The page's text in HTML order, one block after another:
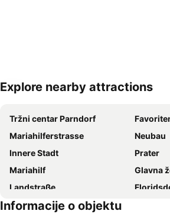
Explore nearby attractions
Tržni centar Parndorf
Mariahilferstrasse
Neubau
Innere Stadt
Prater
Mariahilf
Glavna
Landstraße
Vienna Airport
Informacije o objektu